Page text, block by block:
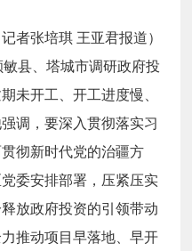
者张培琪 王亚君报道）
县、塔城市调研政府投
未开工、开工进度慢、
调，要深入贯彻落实习
彻新时代党的治疆方
委安排部署，压紧压实
放政府投资的引领带动
推动项目早落地、早开